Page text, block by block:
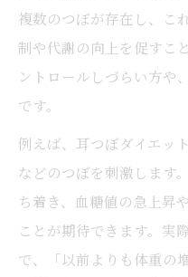
耳つぼ活用で
耳つぼ施術が
耳つぼジュエ
耳つぼ体型ケ
耳つぼと生活
耳つぼで健康と
複数のつぼが存在し、こ
制や代謝の向上を促すこ
ントロールしづらい方や
です。
例えば、耳つぼダイエッ
などのつぼを刺激します
ち着き、血糖値の急上昇
ことが期待できます。実
で、「以前よりも体重の